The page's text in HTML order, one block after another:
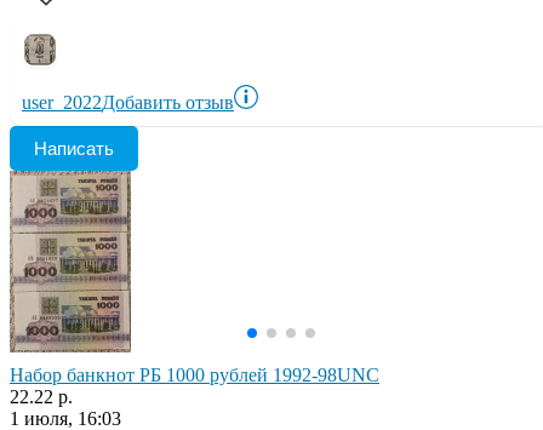
user_2022Добавить отзыв
Написать
Набор банкнот РБ 1000 рублей 1992-98UNC
22.22 р.
1 июля, 16:03